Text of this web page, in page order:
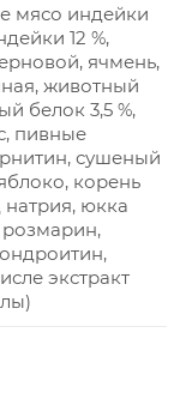
мясо индейки
12 %,
ячмень,
животный
белок 3,5 %,
пивные
сушеный
корень
юкка
экстракт